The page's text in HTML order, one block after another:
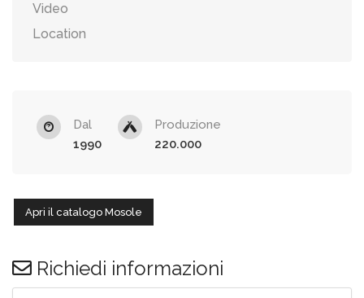
Video
Location
Dal
1990
Produzione
220.000
Apri il catalogo Mosole
Richiedi informazioni